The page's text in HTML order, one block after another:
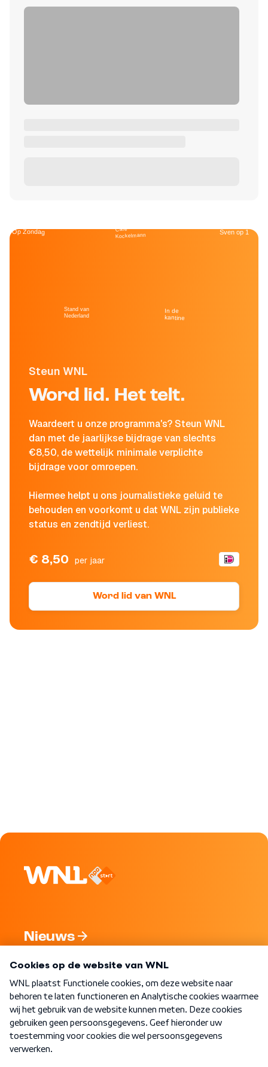
Steun WNL
Word lid. Het telt.
Waardeert u onze programma's? Steun WNL
dan met de jaarlijkse bijdrage van slechts
€8,50, de wettelijk minimale verplichte
bijdrage voor omroepen.
Hiermee helpt u ons journalistieke geluid te
behouden en voorkomt u dat WNL zijn publieke
status en zendtijd verliest.
€ 8,50 per jaar
Word lid van WNL
Op Zondag
Stand van
Nederland
Café
Kockelmann
In de
kantine
Sven op 1
Nieuws
Nieuwsbrief
Word Lid